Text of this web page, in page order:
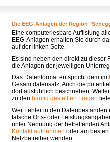
Die EEG-Anlagen der Region
Eine computerlesbare Auflistung
EEG-Anlagen erhalten Sie durch
auf der linken Seite.
Es sind neben den direkt zu dieser
die Anlagen der jeweiligen
Das Datenformat entspricht dem im
Gesamtdatensatz. Auch die
dort ausführlich beschrieben.
zu den häufig gestellten Fragen
Wer Fehler in den Datenbeständen
falsche Orts- oder
unter Nennung der betreffenden
Kontakt aufnehmen oder am
Netzbetreiber wenden.